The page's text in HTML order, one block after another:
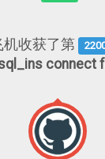
机收获了第
connect